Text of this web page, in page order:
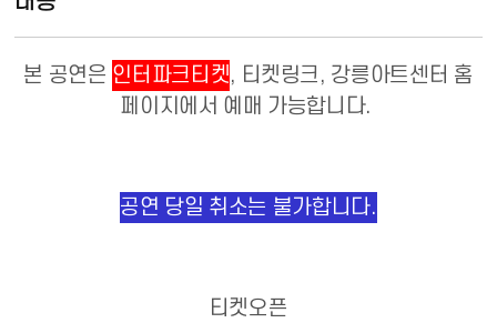
본 공연은 인터파크티켓, 티켓링크, 강릉아트센터 홈
페이지에서 예매 가능합니다.
공연 당일 취소는 불가합니다.
티켓오픈